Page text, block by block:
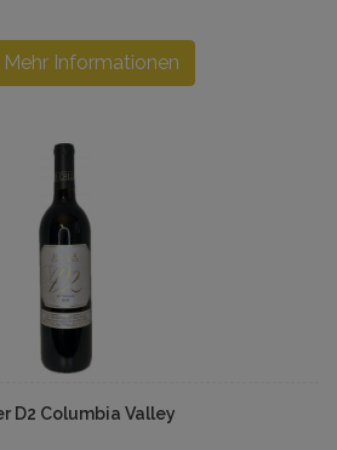
Mehr Informationen
D2 Columbia Valley